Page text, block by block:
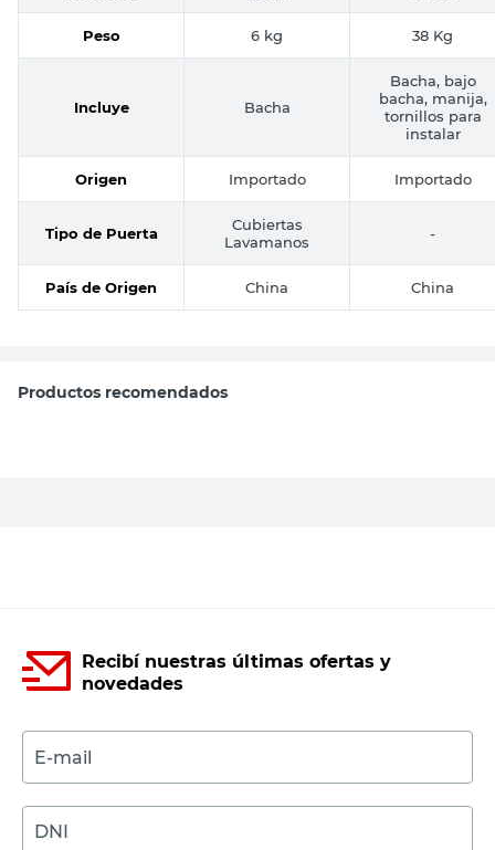
Peso 6 kg 38 Kg
Incluye Bacha
Bacha, bajo
bacha, manija,
tornillos para
instalar
Origen Importado Importado
Tipo de Puerta
Cubiertas
Lavamanos
-
País de Origen China China
Productos recomendados